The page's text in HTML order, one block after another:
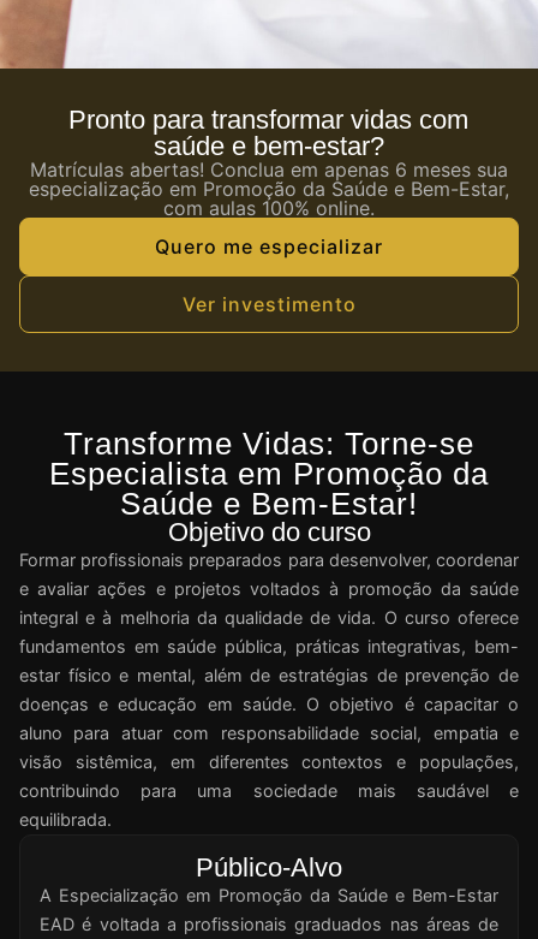
Pronto para transformar vidas com
saúde e bem-estar?
Matrículas abertas! Conclua em apenas 6 meses sua
especialização em Promoção da Saúde e Bem-Estar,
com aulas 100% online.
Quero me especializar
Ver investimento
Transforme Vidas: Torne-se
Especialista em Promoção da
Saúde e Bem-Estar!
Objetivo do curso
Formar profissionais preparados para desenvolver, coordenar
e avaliar ações e projetos voltados à promoção da saúde
integral e à melhoria da qualidade de vida. O curso oferece
fundamentos em saúde pública, práticas integrativas, bem-
estar físico e mental, além de estratégias de prevenção de
doenças e educação em saúde. O objetivo é capacitar o
aluno para atuar com responsabilidade social, empatia e
visão sistêmica, em diferentes contextos e populações,
contribuindo para uma sociedade mais saudável e
equilibrada.
Público-Alvo
A Especialização em Promoção da Saúde e Bem-Estar
EAD é voltada a profissionais graduados nas áreas de